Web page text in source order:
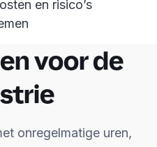
en risico’s
voor de
onregelmatige uren,